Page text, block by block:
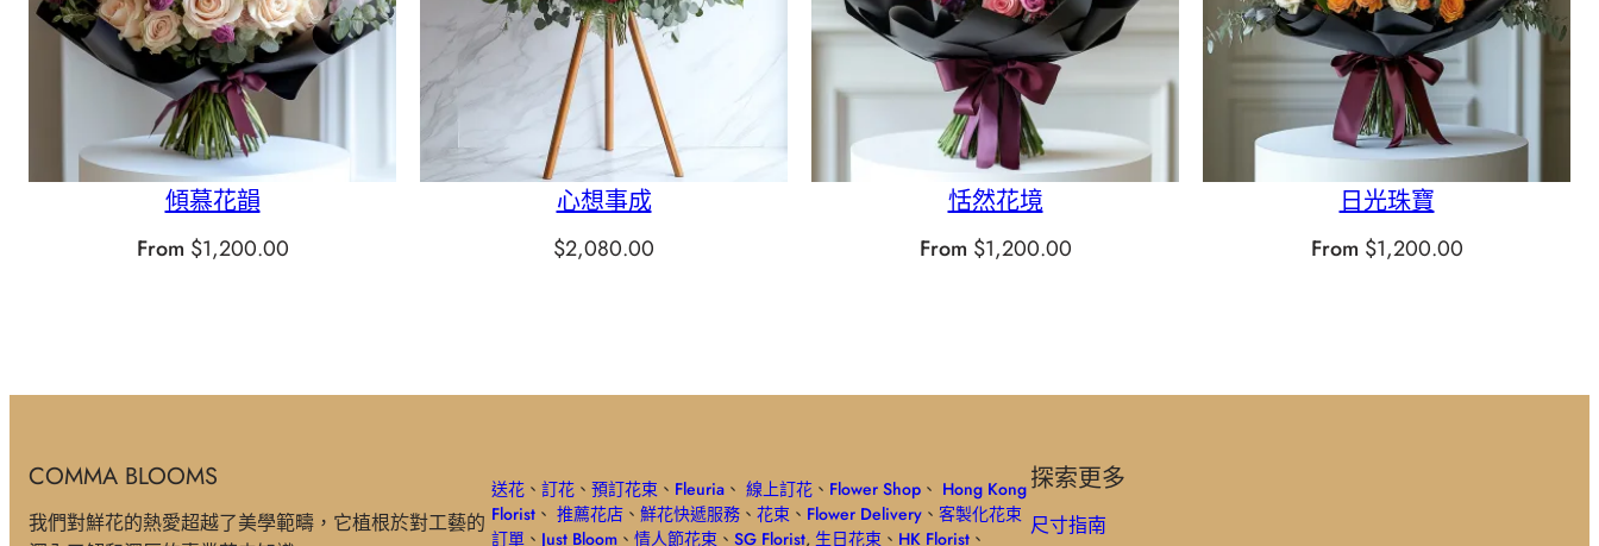
傾慕花韻
From $1,200.00
心想事成
$2,080.00
恬然花境
From $1,200.00
日光珠寶
From $1,200.00
COMMA BLOOMS
我們對鮮花的熱愛超越了美學範疇，它植根於對工藝的
送花、 訂花、 預訂花束、 Fleuria、 線上訂花、 Flower Shop、 Hong Kong
Florist、 推薦花店、 鮮花快遞服務、 花束、 Flower Delivery、 客製化花束
訂單、 Just Bloom、 情人節花束、 SG Florist, 生日花束、 HK Florist、
探索更多
尺寸指南